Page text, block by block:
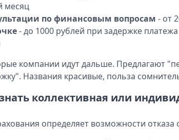
месяц
по финансовым вопросам - от
- до 1000 рублей при задержке платежа
компании идут дальше. Предлагают
Названия красивые, польза
коллективная или
определяет возможности отказа